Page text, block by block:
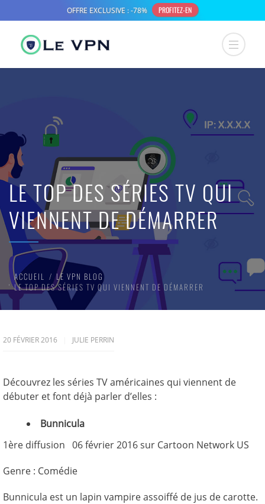
LE TOP DES SÉRIES TV QUI
VIENNENT DE DÉMARRER
ACCUEIL
LE VPN BLOG
LE TOP DES SÉRIES TV QUI VIENNENT DE DÉMARRER
20 FÉVRIER 2016 JULIE PERRIN
Découvrez les séries TV américaines qui viennent de
débuter et font déjà parler d’elles :
Bunnicula
1ère diffusion 06 février 2016 sur Cartoon Network US
Genre : Comédie
Bunnicula est un lapin vampire assoiffé de jus de carotte.